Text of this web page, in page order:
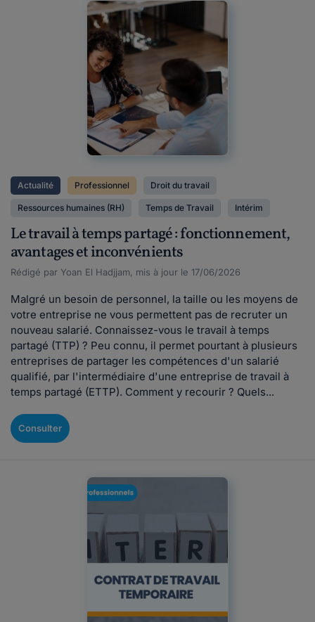
Actualité Professionnel Droit du travail
Ressources humaines (RH) Temps de Travail Intérim
Le travail à temps partagé : fonctionnement,
avantages et inconvénients
Rédigé par Yoan El Hadjjam, mis à jour le 17/06/2026
Malgré un besoin de personnel, la taille ou les moyens de
votre entreprise ne vous permettent pas de recruter un
nouveau salarié. Connaissez-vous le travail à temps
partagé (TTP) ? Peu connu, il permet pourtant à plusieurs
entreprises de partager les compétences d'un salarié
qualifié, par l'intermédiaire d'une entreprise de travail à
temps partagé (ETTP). Comment y recourir ? Quels...
Consulter